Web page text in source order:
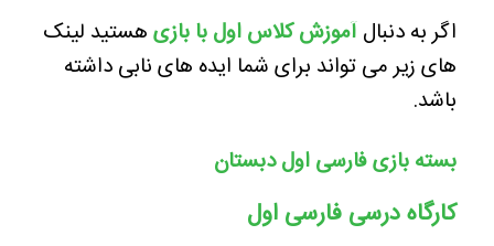
اگر به دنبالآموزش کلاس اول با بازیهستید لینک
های زیر می تواند برای شما ایده های نابی داشته
باشد.
بسته بازی فارسی اولدبستان
کارگاه درسی فارسی اول